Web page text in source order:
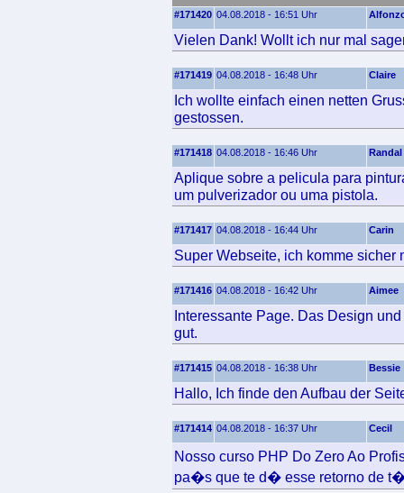
#171420 04.08.2018 - 16:51 Uhr
Vielen Dank! Wollt ich nur mal
#171419 04.08.2018 - 16:48 Uhr Claire
Ich wollte einfach einen netten
gestossen.
#171418 04.08.2018 - 16:46 Uhr Randal
Aplique sobre a pelicula para
um pulverizador ou uma pistola.
#171417 04.08.2018 - 16:44 Uhr Carin
Super Webseite, ich komme sicher
#171416 04.08.2018 - 16:42 Uhr Aimee
Interessante Page. Das Design
gut.
#171415 04.08.2018 - 16:38 Uhr Bessie
Hallo, Ich finde den Aufbau der
#171414 04.08.2018 - 16:37 Uhr Cecil
Nosso curso PHP Do Zero Ao
pa�s que te d� esse retorno de